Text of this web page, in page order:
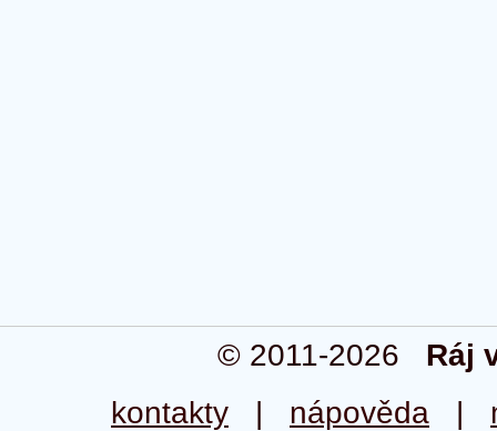
© 2011-2026 Ráj
kontakty | nápověda |